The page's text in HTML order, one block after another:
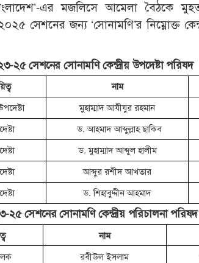
এর মজলিসে আমেলা বৈঠকে
সেশনের জন্য ‘সোনামণি’র নিম্নোক্ত
২৫ সেশনের সোনামণি কেন্দ্রীয় উপদেষ্টা পরিষদ
নাম
মুহাম্মাদ আযীযুর রহমান
ড. আহমাদ আব্দুল্লাহ ছাকিব
ড. মুহাম্মাদ আব্দুল হালীম
আব্দুর রশীদ আখতার
ড. শিহাবুদ্দীন আহমাদ
২৫ সেশনের সোনামণি কেন্দ্রীয় পরিচালনা পরিষদ
নাম
রবীউল ইসলাম